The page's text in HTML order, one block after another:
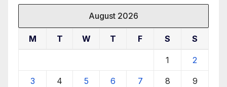
August 2026
M T W T F S S
1 2
3 4 5 6 7 8 9